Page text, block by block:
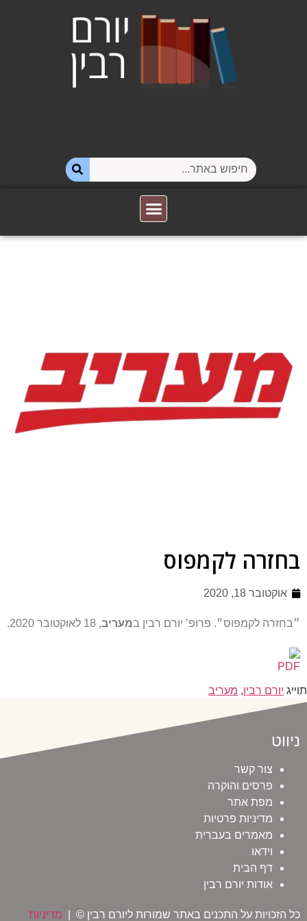
בחזרה לקמפוס
אוקטובר 18, 2020
״בחזרה לקמפוס״. פרופ’ יורם רבין במעריב, 18 לאוקטובר 2020.
תוייג יורם רבין, מעריב
ניווט
צור קשר
פרסים והוקרה
מפת אתר
מדיניות פרטיות
מאמרים בעברית
וידאו
דף הבית
אודות יורם רבין
כל הזכויות על התכנים באתר שמורות ליורם רבין © | מדיניות